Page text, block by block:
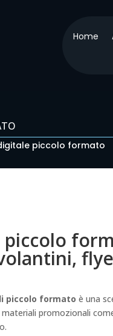
Home
piccolo formato
piccolo formato è una
promozionali